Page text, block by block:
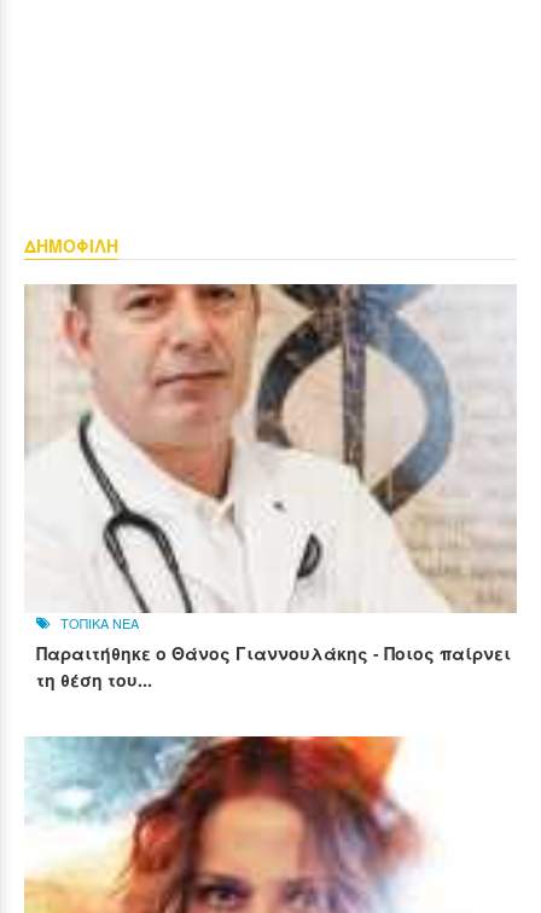
ΔΗΜΟΦΙΛΗ
ΤΟΠΙΚΑ ΝΕΑ
Παραιτήθηκε ο Θάνος Γιαννουλάκης - Ποιος παίρνει
τη θέση του...